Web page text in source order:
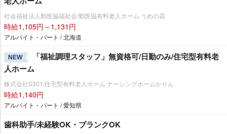
社会福祉法人勤医協福祉会/勤医協有料老人ホーム うめの花
時給1,105円～1,131円
アルバイト・パート / 北海道
NEW
「福祉調理スタッフ」無資格可/日勤のみ/住宅型有料老
人ホーム
株式会社S301/住宅型有料老人ホーム ナーシングホームかりん
時給1,140円
アルバイト・パート / 愛知県
歯科助手/未経験OK・ブランクOK